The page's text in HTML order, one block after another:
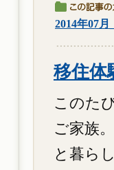
2014年07
移住体
このた
ご家族
と暮ら